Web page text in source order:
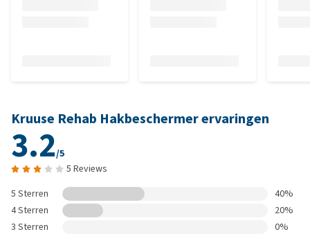
Kruuse Rehab Hakbeschermer ervaringen
3.2/5
5 Reviews
5 Sterren
40%
4 Sterren
20%
3 Sterren
0%